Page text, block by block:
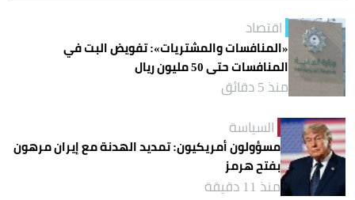
اقتصاد
«المنافسات والمشتريات»: تفويض البت في
المنافسات حتى 50 مليون ريال
منذ 5 دقائق
السياسة
مسؤولون أمريكيون: تمديد الهدنة مع إيران مرهون
بفتح هرمز
منذ 11 دقيقة